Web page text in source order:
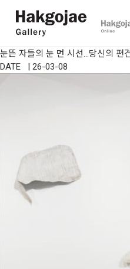
눈뜬 자들의 눈 먼 시선…당신의 편
DATE | 26-03-08